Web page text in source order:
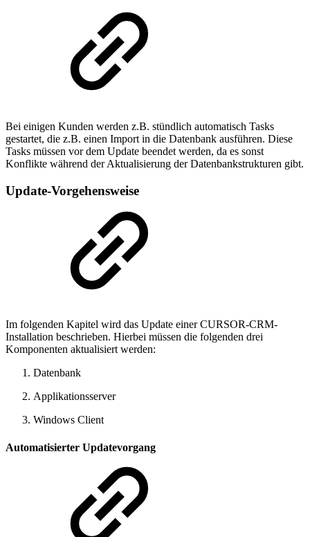
Bei einigen Kunden werden z.B. stündlich automatisch Tasks
gestartet, die z.B. einen Import in die Datenbank ausführen. Diese
Tasks müssen vor dem Update beendet werden, da es sonst
Konflikte während der Aktualisierung der Datenbankstrukturen gibt.
Update-Vorgehensweise
Im folgenden Kapitel wird das Update einer CURSOR-CRM-
Installation beschrieben. Hierbei müssen die folgenden drei
Komponenten aktualisiert werden:
Datenbank
Applikationsserver
Windows Client
Automatisierter Updatevorgang